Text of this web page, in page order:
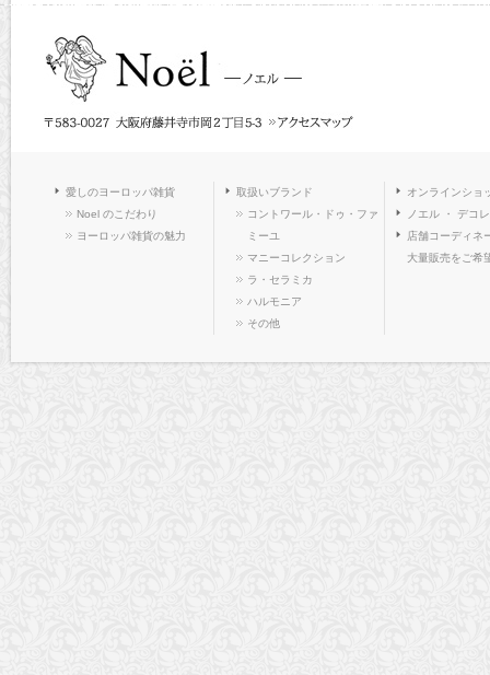
愛しのヨーロッパ雑貨
Noel のこだわり
ヨーロッパ雑貨の魅力
取扱いブランド
コントワール・ドゥ・ファ
ミーユ
マニーコレクション
ラ・セラミカ
ハルモニア
その他
オンラインショ
ノエル ・ デコ
店舗コーディネ
大量販売をご希